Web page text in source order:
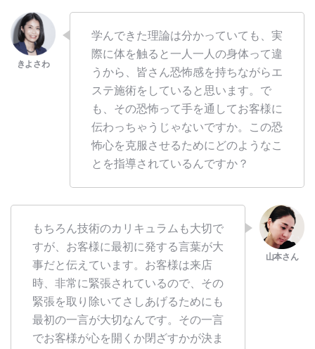
学んできた理論は分かっていても、実
際に体を触ると一人一人の身体って違
うから、皆さん恐怖感を持ちながらエ
ステ施術をしていると思います。で
も、その恐怖って手を通してお客様に
伝わっちゃうじゃないですか。この恐
怖心を克服させるためにどのようなこ
とを指導されているんですか？
もちろん技術のカリキュラムも大切で
すが、お客様に最初に発する言葉が大
事だと伝えています。お客様は来店
時、非常に緊張されているので、その
緊張を取り除いてさしあげるためにも
最初の一言が大切なんです。その一言
でお客様が心を開くか閉ざすかが決ま